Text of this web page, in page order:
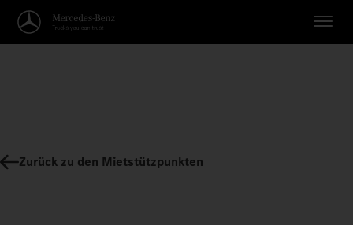
Zurück zu den Mietstützpunkten